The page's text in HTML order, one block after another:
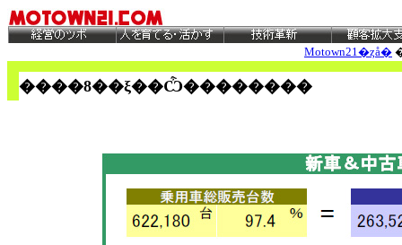
Motown21�ȥå�
����8��ξ��Ѽ��������